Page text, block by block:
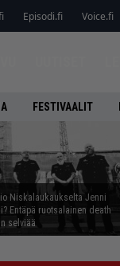
Episodi.fi Voice.fi
FESTIVAALIT
Niskalaukaukselta Jenni
Entäpä ruotsalainen death
selviää